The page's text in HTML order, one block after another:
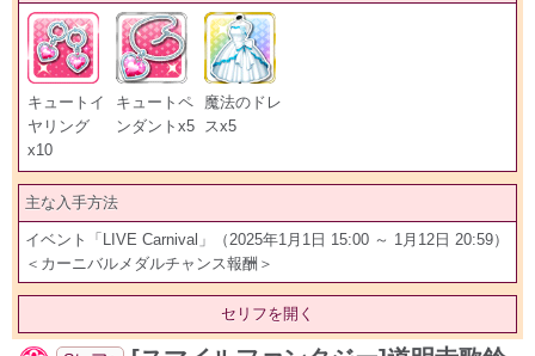
キュートイ
ヤリング
x10
キュートペ
ンダントx5
魔法のドレ
スx5
主な入手方法
イベント「LIVE Carnival」（2025年1月1日 15:00 ～ 1月12日 20:59）
＜カーニバルメダルチャンス報酬＞
セリフを開く